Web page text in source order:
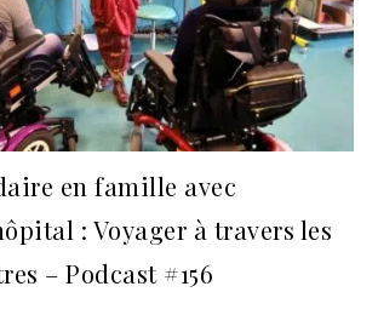
en famille avec
: Voyager à travers les
– Podcast #156